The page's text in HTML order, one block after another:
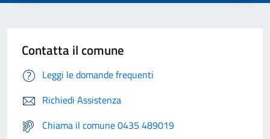
Contatta il comune
Leggi le domande frequenti
Richiedi Assistenza
Chiama il comune 0435 489019